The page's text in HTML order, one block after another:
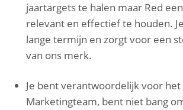
jaartargets te halen maar Red
relevant en effectief te houden.
lange termijn en zorgt voor een
van ons merk.
Je bent verantwoordelijk voor het
Marketingteam, bent niet bang